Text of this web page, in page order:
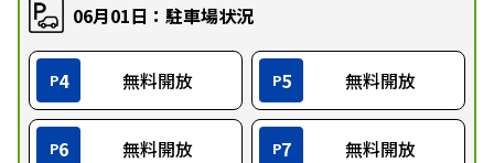
06月01日：駐車場状況
P4 無料開放 P5 無料開放
P6 無料開放 P7 無料開放